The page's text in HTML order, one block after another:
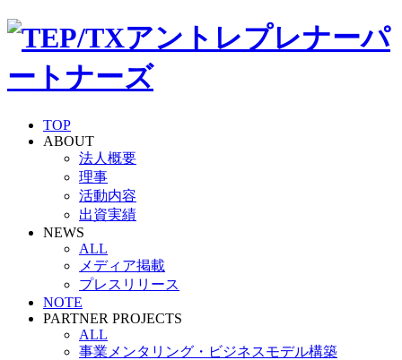
TOP
ABOUT
法人概要
理事
活動内容
出資実績
NEWS
ALL
メディア掲載
プレスリリース
NOTE
PARTNER PROJECTS
ALL
事業メンタリング・ビジネスモデル構築